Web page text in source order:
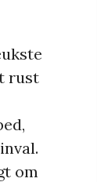
rust
om